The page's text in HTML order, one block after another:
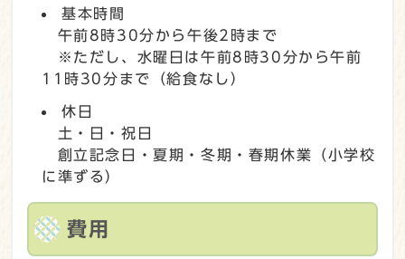
基本時間
午前8時30分から午後2時まで
※ただし、水曜日は午前8時30分から午前
11時30分まで（給食なし）
休日
土・日・祝日
創立記念日・夏期・冬期・春期休業（小学校
に準ずる）
費用